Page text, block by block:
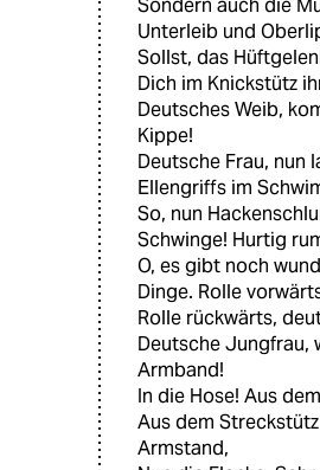
Sondern auch die
Unterleib und
Sollst, das
Dich im Knickstütz
Deutsches Weib,
Kippe!
Deutsche Frau, nun
Ellengriffs im
So, nun
Schwinge! Hurtig
O, es gibt noch
Dinge. Rolle
Rolle rückwärts,
Deutsche Jungfrau,
Armband!
In die Hose! Aus
Aus dem
Armstand,